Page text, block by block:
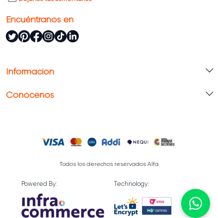
Información
Conócenos
Encuéntranos en
Todos los derechos reservados Alfa
Powered By: Technology: